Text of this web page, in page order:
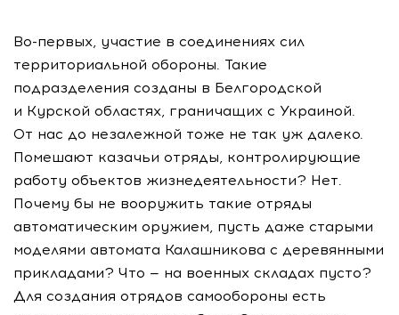
Во-первых, участие в соединениях сил
территориальной обороны. Такие
подразделения созданы в Белгородской
и Курской областях, граничащих с Украиной.
От нас до незалежной тоже не так уж далеко.
Помешают казачьи отряды, контролирующие
работу объектов жизнедеятельности? Нет.
Почему бы не вооружить такие отряды
автоматическим оружием, пусть даже старыми
моделями автомата Калашникова с деревянными
прикладами? Что — на военных складах пусто?
Для создания отрядов самообороны есть